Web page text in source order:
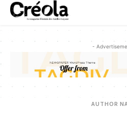
-
AUTHOR